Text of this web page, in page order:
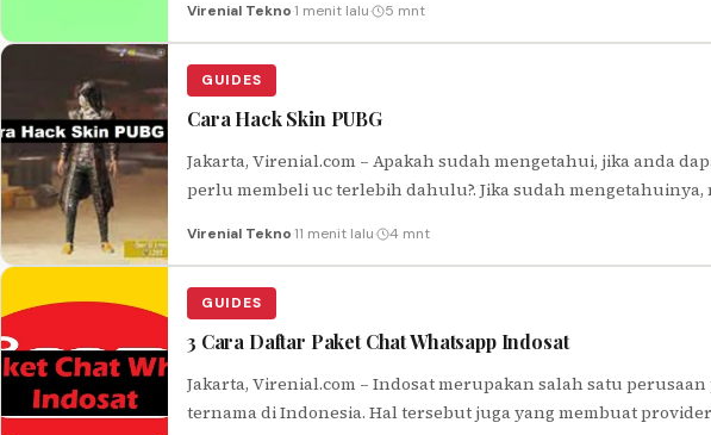
Virenial Tekno·1 menit lalu· 5 mnt
GUIDES
Cara Hack Skin PUBG
Jakarta, Virenial.com – Apakah sudah mengetahui, jika anda
perlu membeli uc terlebih dahulu?. Jika sudah
Virenial Tekno·11 menit lalu· 4 mnt
GUIDES
3 Cara Daftar Paket Chat Whatsapp Indosat
Jakarta, Virenial.com – Indosat merupakan salah satu
ternama di Indonesia. Hal tersebut juga yang membuat